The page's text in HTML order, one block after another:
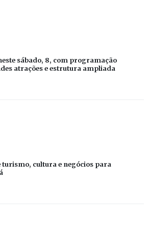
sábado, 8, com programação
atrações e estrutura ampliada
turismo, cultura e negócios para